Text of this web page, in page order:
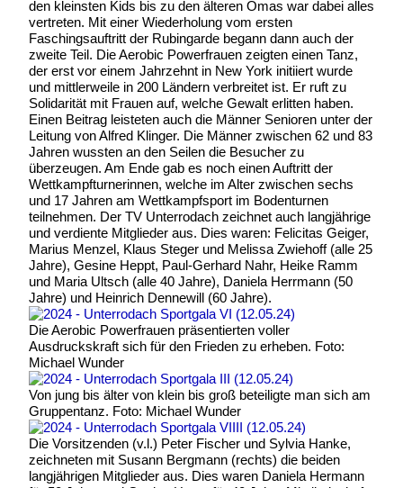
den kleinsten Kids bis zu den älteren Omas war dabei alles
vertreten. Mit einer Wiederholung vom ersten
Faschingsauftritt der Rubingarde begann dann auch der
zweite Teil. Die Aerobic Powerfrauen zeigten einen Tanz,
der erst vor einem Jahrzehnt in New York initiiert wurde
und mittlerweile in 200 Ländern verbreitet ist. Er ruft zu
Solidarität mit Frauen auf, welche Gewalt erlitten haben.
Einen Beitrag leisteten auch die Männer Senioren unter der
Leitung von Alfred Klinger. Die Männer zwischen 62 und 83
Jahren wussten an den Seilen die Besucher zu
überzeugen. Am Ende gab es noch einen Auftritt der
Wettkampfturnerinnen, welche im Alter zwischen sechs
und 17 Jahren am Wettkampfsport im Bodenturnen
teilnehmen. Der TV Unterrodach zeichnet auch langjährige
und verdiente Mitglieder aus. Dies waren: Felicitas Geiger,
Marius Menzel, Klaus Steger und Melissa Zwiehoff (alle 25
Jahre), Gesine Heppt, Paul-Gerhard Nahr, Heike Ramm
und Maria Ultsch (alle 40 Jahre), Daniela Herrmann (50
Jahre) und Heinrich Dennewill (60 Jahre).
Die Aerobic Powerfrauen präsentierten voller
Ausdruckskraft sich für den Frieden zu erheben. Foto:
Michael Wunder
Von jung bis älter von klein bis groß beteiligte man sich am
Gruppentanz. Foto: Michael Wunder
Die Vorsitzenden (v.l.) Peter Fischer und Sylvia Hanke,
zeichneten mit Susann Bergmann (rechts) die beiden
langjährigen Mitglieder aus. Dies waren Daniela Hermann